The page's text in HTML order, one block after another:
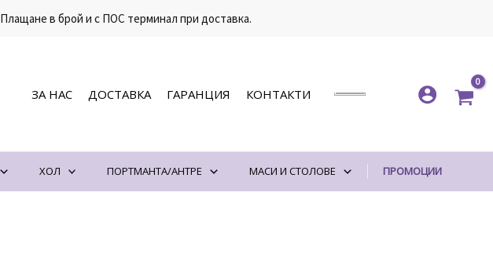
Плащане в брой и с ПОС терминал при доставка.
ЗА НАС ДОСТАВКА ГАРАНЦИЯ КОНТАКТИ
ХОЛ ПОРТМАНТА/АНТРЕ МАСИ И СТОЛОВЕ ПРОМОЦИИ